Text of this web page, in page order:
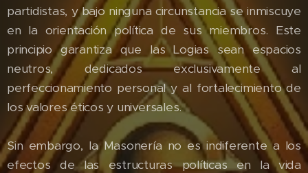
partidistas, y bajo ninguna circunstancia se inmiscuye
en la orientación política de sus miembros. Este
principio garantiza que las Logias sean espacios
neutros, dedicados exclusivamente al
perfeccionamiento personal y al fortalecimiento de
los valores éticos y universales.
Sin embargo, la Masonería no es indiferente a los
efectos de las estructuras políticas en la vida